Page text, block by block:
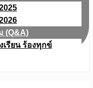
(Q&A)
เรียน ร้องทุกข์